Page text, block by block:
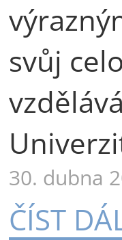
svůj
30. dubna
ČÍST